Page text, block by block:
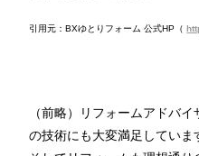
引用元：BXゆとりフォーム 公式HP（
（前略）リフォームアドバ
の技術にも大変満足していま